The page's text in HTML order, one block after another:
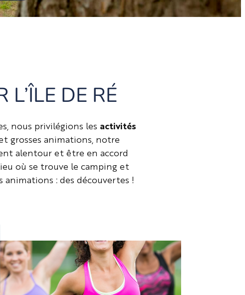
L’ÎLE DE RÉ
nous privilégions les activités
grosses animations, notre
alentour et être en accord
où se trouve le camping et
animations : des découvertes !